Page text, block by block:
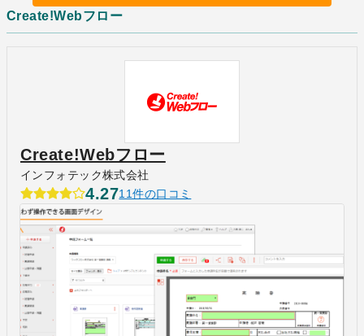
Create!Webフロー
Create!Webフロー
インフォテック株式会社
4.2711件の口コミ